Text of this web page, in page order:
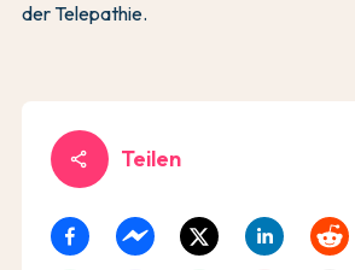
der Telepathie.
share Teilen